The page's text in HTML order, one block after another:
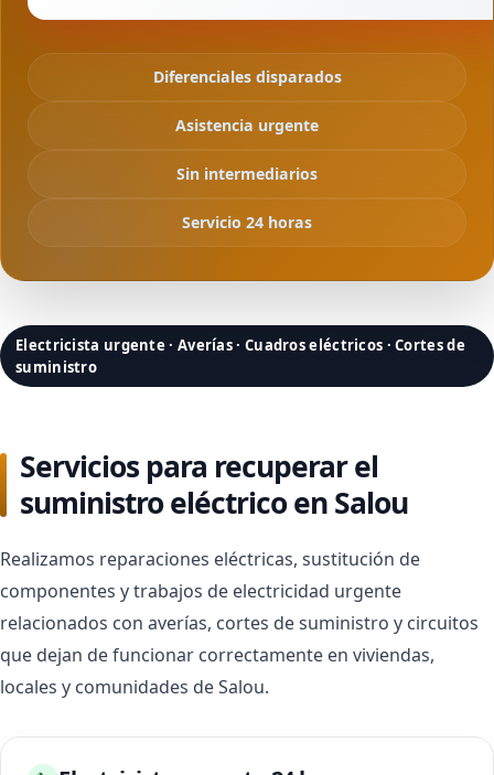
Diferenciales disparados
Asistencia urgente
Sin intermediarios
Servicio 24 horas
Electricista urgente · Averías · Cuadros eléctricos · Cortes de
suministro
Servicios para recuperar el
suministro eléctrico en Salou
Realizamos reparaciones eléctricas, sustitución de
componentes y trabajos de electricidad urgente
relacionados con averías, cortes de suministro y circuitos
que dejan de funcionar correctamente en viviendas,
locales y comunidades de Salou.